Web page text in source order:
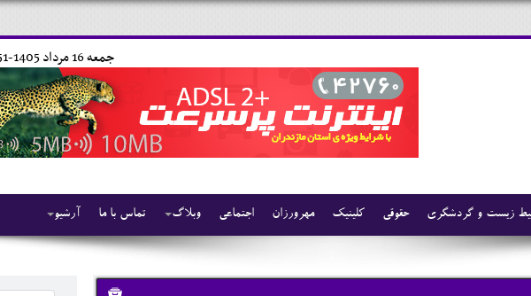
جمعه 16 مرداد 1405-10:51-
آرشیو تماس با ما وبلاگ اجتماعی مهرورزان کلینیک حقوقی زیست و گردشگری